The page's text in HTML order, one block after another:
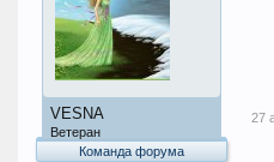
VESNA
Ветеран
Команда форума
27